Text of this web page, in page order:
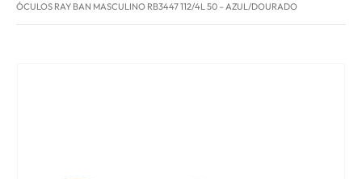
ÓCULOS RAY BAN MASCULINO RB3447 112/4L 50 – AZUL/DOURADO